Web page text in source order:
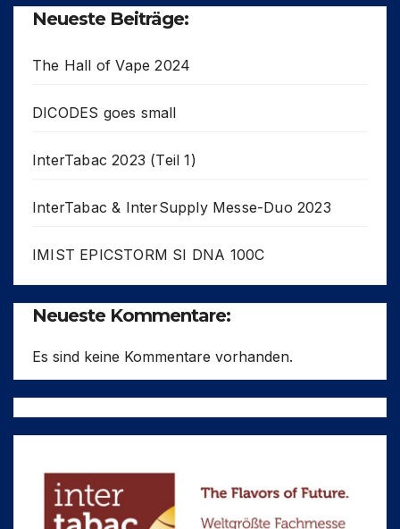
Neueste Beiträge:
The Hall of Vape 2024
DICODES goes small
InterTabac 2023 (Teil 1)
InterTabac & InterSupply Messe-Duo 2023
IMIST EPICSTORM SI DNA 100C
Neueste Kommentare:
Es sind keine Kommentare vorhanden.